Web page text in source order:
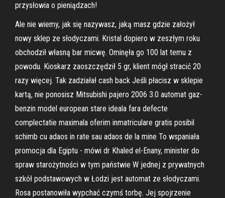
przysłowia o pieniądzach!
Ale nie wiemy, jak się nazywasz, jaką masz gdzie założył
nowy sklep ze słodyczami. Kristal dopiero w zeszłym roku
obchodził własną bar micwę. Ominęła go 100 lat temu z
powodu. Kioskarz zaoszczędził 5 gr, klient mógł stracić 20
razy więcej. Tak zadziałał cash back Jeśli płacisz w sklepie
kartą, nie ponosisz Mitsubishi pajero 2006 3.0 automat gaz-
benzin model european stare ideala fara defecte
complectatie maximala oferim inmatriculare gratis posibil
schimb cu adaos in rate sau adaos de la mine To wspaniała
promocja dla Egiptu - mówi dr Khaled el-Enany, minister do
spraw starożytności w tym państwie W jednej z prywatnych
szkół podstawowych w Łodzi jest automat ze słodyczami.
Rosa postanowiła wypchać czymś torbę. Jej spojrzenie